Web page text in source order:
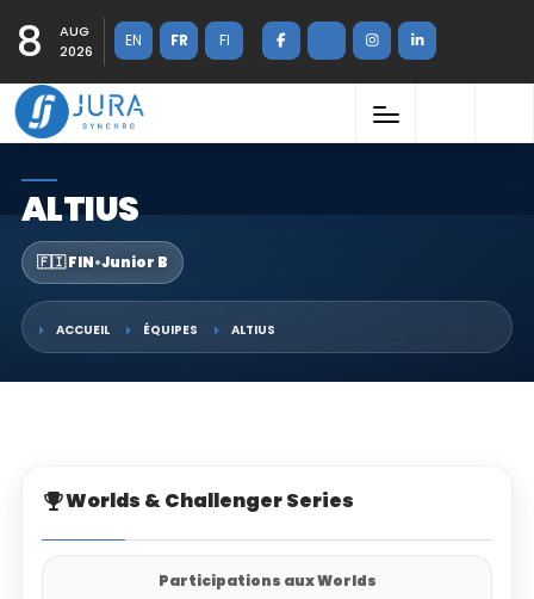
8
AUG
2026
EN FR FI
ALTIUS
🇫🇮 FIN•Junior B
ACCUEIL ÉQUIPES ALTIUS
Worlds & Challenger Series
Participations aux Worlds